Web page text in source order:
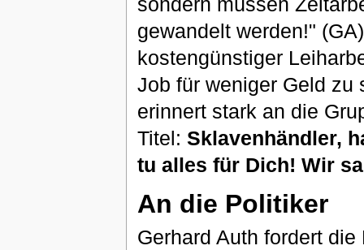
gewandelt werden!"
kostengünstiger
Job für weniger Geld zu
erinnert stark an die
Titel: Sklavenhändler,
tu alles für Dich! Wir
An die Politiker
Gerhard Auth fordert